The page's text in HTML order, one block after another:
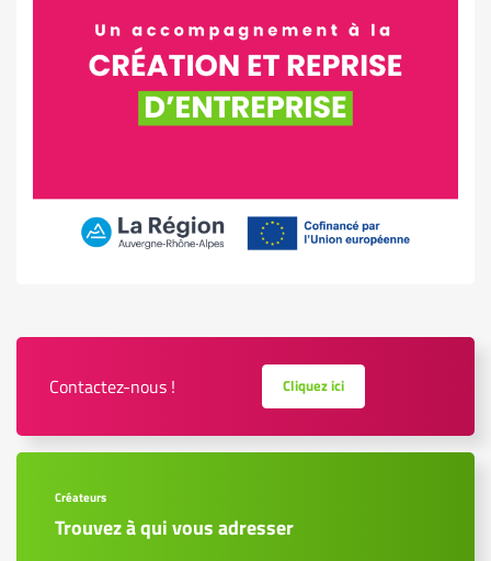
Contactez-nous ! Cliquez ici
Créateurs
Trouvez à qui vous adresser